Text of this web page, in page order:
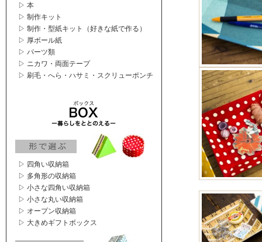
▷ 本
▷ 制作キット
▷ 制作・型紙キット（好きな紙で作る）
▷ 厚ボール紙
▷ パーツ類
▷ ニカワ・両面テープ
▷ 刷毛・へら・ハサミ・スクリューポンチ
▷ 四角い収納箱
▷ 多角形の収納箱
▷ 小さな四角い収納箱
▷ 小さな丸い収納箱
▷ オープン収納箱
▷ 大きめギフトボックス